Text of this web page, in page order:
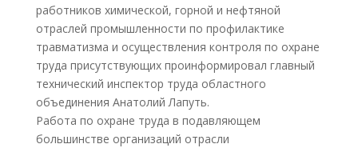
работников химической, горной и нефтяной
отраслей промышленности по профилактике
травматизма и осуществления контроля по охране
труда присутствующих проинформировал главный
технический инспектор труда областного
объединения Анатолий Лапуть.
Работа по охране труда в подавляющем
большинстве организаций отрасли